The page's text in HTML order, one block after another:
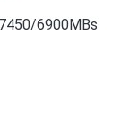
6900MBs